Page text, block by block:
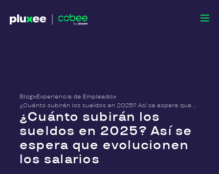
¿Cuánto subirán los
sueldos en 2025? Así se
espera que evolucionen
los salarios
Blog>Experiencia de Empleado>
¿Cuánto subirán los sueldos en 2025? Así se espera que evolucionen los salarios